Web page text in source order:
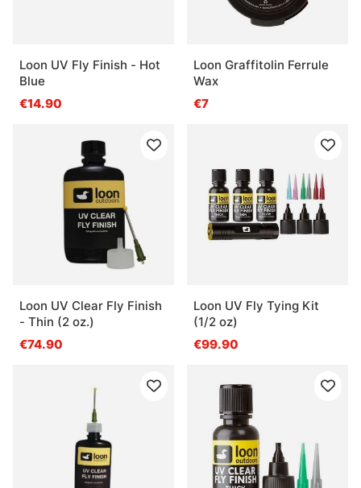
Loon UV Fly Finish - Hot
Blue
€14.90
Loon Graffitolin Ferrule
Wax
€7
Loon UV Clear Fly Finish
- Thin (2 oz.)
€74.90
Loon UV Fly Tying Kit
(1/2 oz)
€99.90